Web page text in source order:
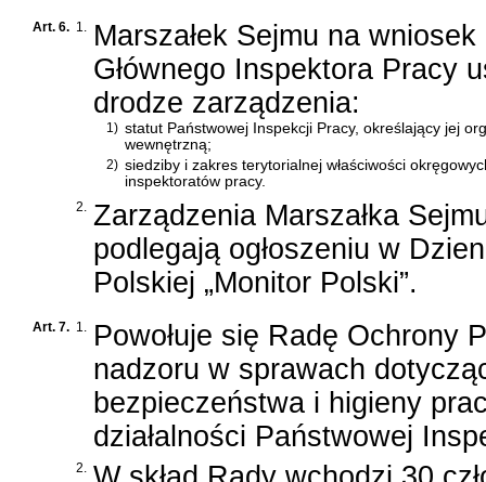
Art. 6. 1. Marszałek Sejmu na wniosek
Głównego Inspektora Pracy
drodze zarządzenia:
1) statut Państwowej Inspekcji Pracy, określający jej
wewnętrzną;
2) siedziby i zakres terytorialnej właściwości
inspektoratów pracy.
2. Zarządzenia Marszałka
podlegają ogłoszeniu w
Polskiej „Monitor Polski”.
Art. 7. 1. Powołuje się Radę Ochrony
nadzoru w sprawach
bezpieczeństwa i higieny
działalności Państwowej
2.